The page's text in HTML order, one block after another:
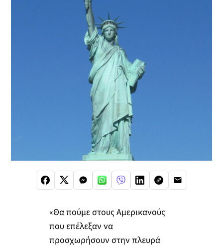
«Θα πούμε στους Αμερικανούς
που επέλεξαν να
προσχωρήσουν στην πλευρά